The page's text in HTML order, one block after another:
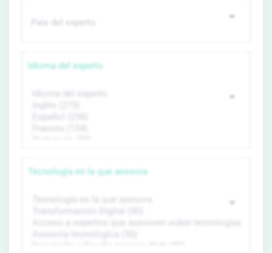
Idioma del experto
Tecnología en la que asesora